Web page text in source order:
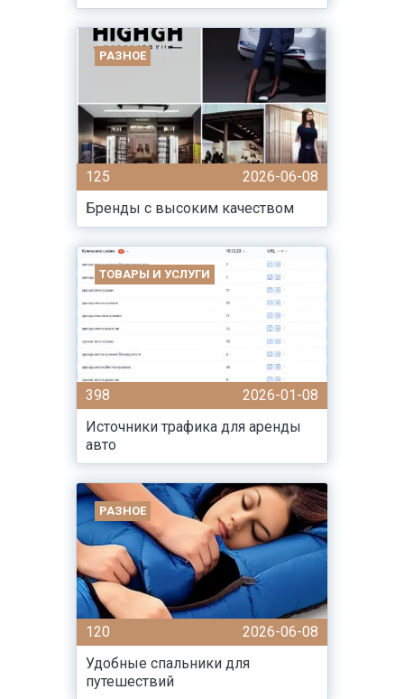
РАЗНОЕ
125
2026-06-08
Бренды с высоким качеством
ТОВАРЫ И УСЛУГИ
398
2026-01-08
Источники трафика для аренды
авто
РАЗНОЕ
120
2026-06-08
Удобные спальники для
путешествий